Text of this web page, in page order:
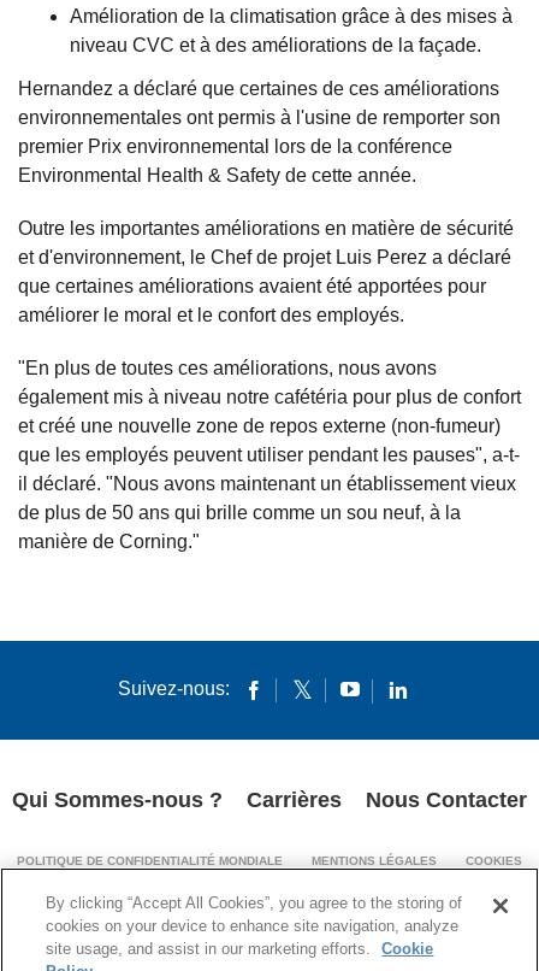
Amélioration de la climatisation grâce à des mises à
niveau CVC et à des améliorations de la façade.
Hernandez a déclaré que certaines de ces améliorations
environnementales ont permis à l'usine de remporter son
premier Prix environnemental lors de la conférence
Environmental Health & Safety de cette année.
Outre les importantes améliorations en matière de sécurité
et d'environnement, le Chef de projet Luis Perez a déclaré
que certaines améliorations avaient été apportées pour
améliorer le moral et le confort des employés.
"En plus de toutes ces améliorations, nous avons
également mis à niveau notre cafétéria pour plus de confort
et créé une nouvelle zone de repos externe (non-fumeur)
que les employés peuvent utiliser pendant les pauses", a-t-
il déclaré. "Nous avons maintenant un établissement vieux
de plus de 50 ans qui brille comme un sou neuf, à la
manière de Corning."
Suivez-nous:
Qui Sommes-nous ? Carrières Nous Contacter
POLITIQUE DE CONFIDENTIALITÉ MONDIALE MENTIONS LÉGALES COOKIES
TRANSPARENCE DE LA CHAÎNE D’APPROVISIONNEMENT
© 1994-2024 Corning Incorporated All Rights Reserved.
By clicking “Accept All Cookies”, you agree to the storing of
cookies on your device to enhance site navigation, analyze
site usage, and assist in our marketing efforts.
Cookie